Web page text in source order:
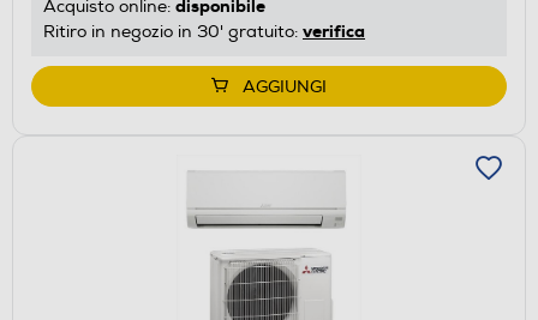
Acquisto online: disponibile
Ritiro in negozio in 30' gratuito: verifica
AGGIUNGI